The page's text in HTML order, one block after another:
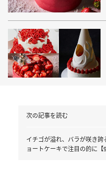
次の記事を読む
イチゴが溢れ、バラが咲き
ョートケーキで注目の的に【9